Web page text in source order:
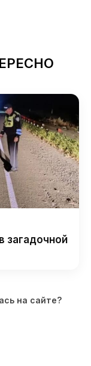
загадочной
на сайте?